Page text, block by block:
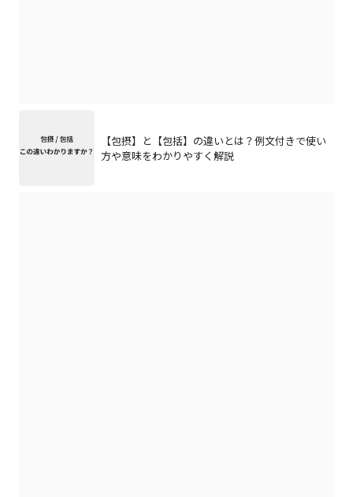
【包摂】と【包括】の違いとは？例文付きで使い
方や意味をわかりやすく解説